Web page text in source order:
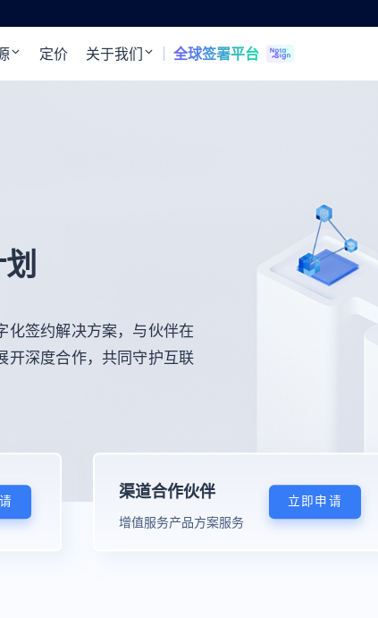
定价 关于我们 全球签署平台
化签约解决方案，与伙伴在
开深度合作，共同守护互联
渠道合作伙伴
增值服务产品方案服务
立即申请